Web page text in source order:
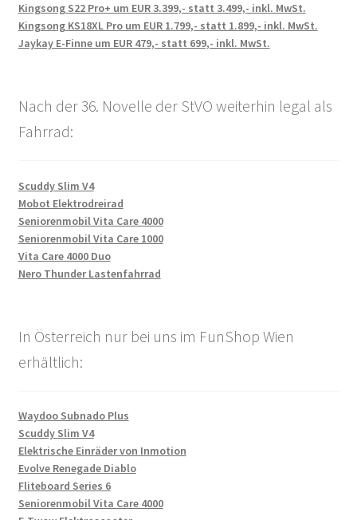
Kingsong S22 Pro+ um EUR 3.399,- statt 3.499,- inkl. MwSt.
Kingsong KS18XL Pro um EUR 1.799,- statt 1.899,- inkl. MwSt.
Jaykay E-Finne um EUR 479,- statt 699,- inkl. MwSt.
Nach der 36. Novelle der StVO weiterhin legal als
Fahrrad:
Scuddy Slim V4
Mobot Elektrodreirad
Seniorenmobil Vita Care 4000
Seniorenmobil Vita Care 1000
Vita Care 4000 Duo
Nero Thunder Lastenfahrrad
In Österreich nur bei uns im FunShop Wien
erhältlich:
Waydoo Subnado Plus
Scuddy Slim V4
Elektrische Einräder von Inmotion
Evolve Renegade Diablo
Fliteboard Series 6
Seniorenmobil Vita Care 4000